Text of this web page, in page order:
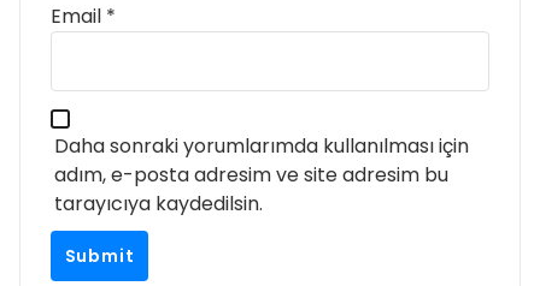
Email *
Daha sonraki yorumlarımda kullanılması için
adım, e-posta adresim ve site adresim bu
tarayıcıya kaydedilsin.